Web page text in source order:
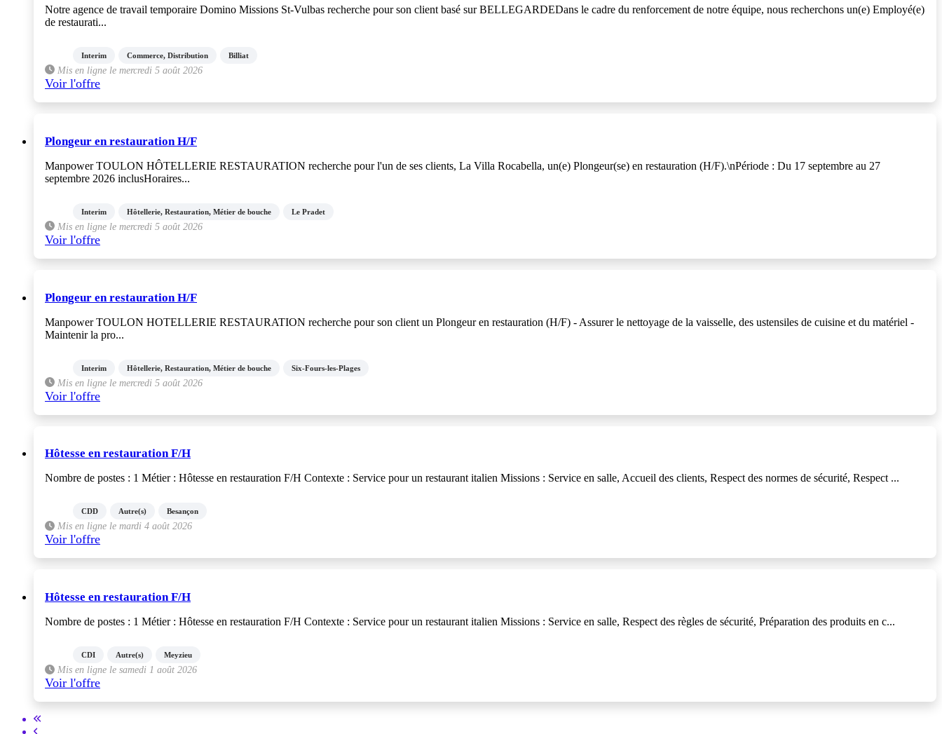
Notre agence de travail temporaire Domino Missions St-Vulbas recherche pour son client basé sur BELLEGARDEDans le cadre du renforcement de notre équipe, nous recherchons un(e) Employé(e)
de restaurati...
Interim Commerce, Distribution Billiat
Mis en ligne le mercredi 5 août 2026
Voir l'offre
Plongeur en restauration H/F
Manpower TOULON HÔTELLERIE RESTAURATION recherche pour l'un de ses clients, La Villa Rocabella, un(e) Plongeur(se) en restauration (H/F).\nPériode : Du 17 septembre au 27
septembre 2026 inclusHoraires...
Interim Hôtellerie, Restauration, Métier de bouche Le Pradet
Mis en ligne le mercredi 5 août 2026
Voir l'offre
Plongeur en restauration H/F
Manpower TOULON HOTELLERIE RESTAURATION recherche pour son client un Plongeur en restauration (H/F) - Assurer le nettoyage de la vaisselle, des ustensiles de cuisine et du matériel -
Maintenir la pro...
Interim Hôtellerie, Restauration, Métier de bouche Six-Fours-les-Plages
Mis en ligne le mercredi 5 août 2026
Voir l'offre
Hôtesse en restauration F/H
Nombre de postes : 1 Métier : Hôtesse en restauration F/H Contexte : Service pour un restaurant italien Missions : Service en salle, Accueil des clients, Respect des normes de sécurité, Respect ...
CDD Autre(s) Besançon
Mis en ligne le mardi 4 août 2026
Voir l'offre
Hôtesse en restauration F/H
Nombre de postes : 1 Métier : Hôtesse en restauration F/H Contexte : Service pour un restaurant italien Missions : Service en salle, Respect des règles de sécurité, Préparation des produits en c...
CDI Autre(s) Meyzieu
Mis en ligne le samedi 1 août 2026
Voir l'offre